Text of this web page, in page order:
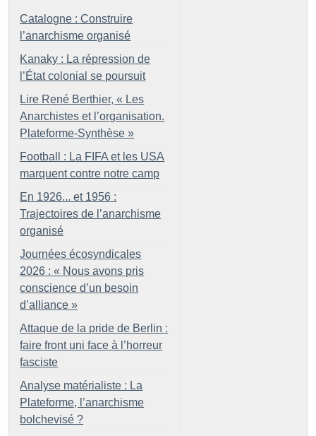
Catalogne : Construire
l’anarchisme organisé
Kanaky : La répression de
l’État colonial se poursuit
Lire René Berthier, « Les
Anarchistes et l’organisation.
Plateforme-Synthèse »
Football : La FIFA et les USA
marquent contre notre camp
En 1926... et 1956 :
Trajectoires de l’anarchisme
organisé
Journées écosyndicales
2026 : « Nous avons pris
conscience d’un besoin
d’alliance »
Attaque de la pride de Berlin :
faire front uni face à l’horreur
fasciste
Analyse matérialiste : La
Plateforme, l’anarchisme
bolchevisé ?